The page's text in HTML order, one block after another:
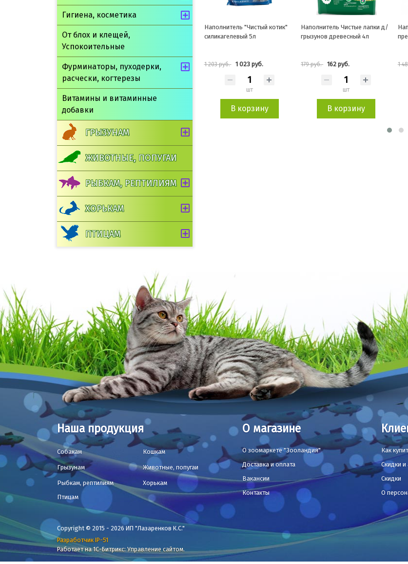
Гигиена, косметика
От блох и клещей,
Успокоительные
Фурминаторы, пуходерки,
расчески, когтерезы
Витамины и витаминные
добавки
ГРЫЗУНАМ
ЖИВОТНЫЕ, ПОПУГАИ
РЫБКАМ, РЕПТИЛИЯМ
ХОРЬКАМ
ПТИЦАМ
Наполнитель "Чистый котик"
силикагелевый 5л
1 203 руб. 1 023 руб.
шт
Наполнитель Чистые лапки д/
грызунов древесный 4л
179 руб. 162 руб.
шт
В корзину
Наполнитель Ночной охотник
премиум силикагель микс 3,0л
1 481 руб. 1 259 руб.
шт
В корзину
1
Наша продукция
Собакам Кошкам
Грызунам Животные, попугаи
Рыбкам, рептилиям
Хорькам
Птицам
О магазине
О зоомаркете "Зооландия"
Доставка и оплата
Вакансии
Контакты
Как
Скидки и
Скидки
О
Copyright © 2015 - 2026 ИП "Лазаренков К.С."
Разработчик IP-51
Работает на 1С-Битрикс: Управление сайтом.